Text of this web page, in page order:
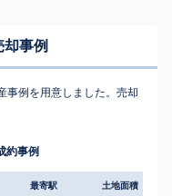
事例
事例を用意しました。売却
約事例
最寄駅 土地面積